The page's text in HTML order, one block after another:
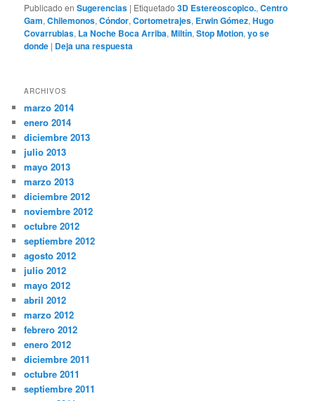
Publicado en Sugerencias | Etiquetado 3D Estereoscopico.,Centro
Gam,Chilemonos,Cóndor,Cortometrajes, Erwin Gómez,Hugo
Covarrubias, La Noche Boca Arriba,Miltín,Stop Motion,yo se
donde | Deja una respuesta
ARCHIVOS
marzo 2014
enero 2014
diciembre 2013
julio 2013
mayo 2013
marzo 2013
diciembre 2012
noviembre 2012
octubre 2012
septiembre 2012
agosto 2012
julio 2012
mayo 2012
abril 2012
marzo 2012
febrero 2012
enero 2012
diciembre 2011
octubre 2011
septiembre 2011